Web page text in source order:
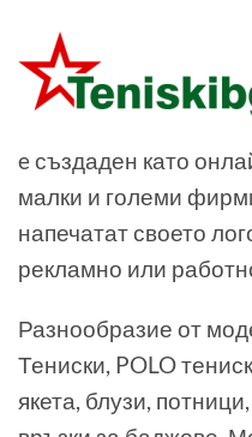
e създаден като
малки и големи
напечатат своето
рекламно или
Разнообразие от
Тениски, POLO
якета, блузи,